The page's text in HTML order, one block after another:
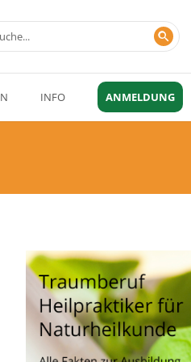
INFO ANMELDUNG